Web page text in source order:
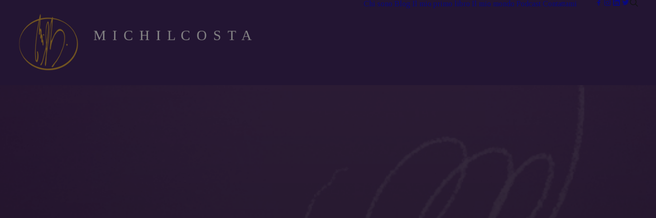
Chi sono Blog Il mio primo libro Il mio mondo Podcast Contattami